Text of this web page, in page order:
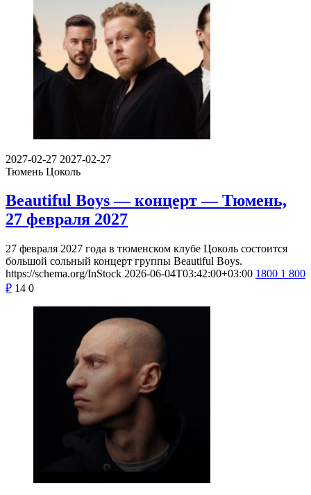
2027-02-27 2027-02-27
Тюмень Цоколь
Beautiful Boys — концерт — Тюмень,
27 февраля 2027
27 февраля 2027 года в тюменском клубе Цоколь состоится
большой сольный концерт группы Beautiful Boys.
https://schema.org/InStock 2026-06-04T03:42:00+03:00 1800 1 800
₽ 14 0